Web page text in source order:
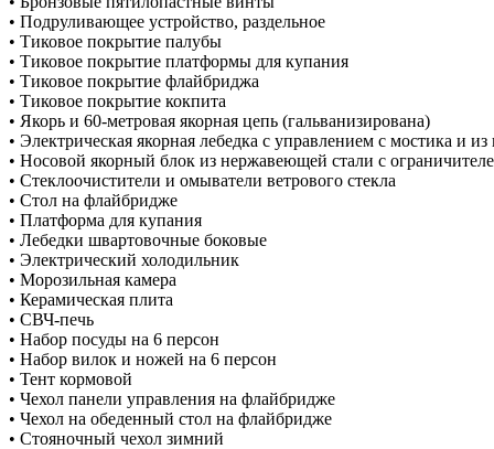
• Подруливающее устройство, раздельное
• Тиковое покрытие палубы
• Тиковое покрытие платформы для купания
• Тиковое покрытие флайбриджа
• Тиковое покрытие кокпита
• Якорь и 60-метровая якорная цепь (гальванизирована)
• Электрическая якорная лебедка с управлением с мостика и
• Носовой якорный блок из нержавеющей стали с
• Стеклоочистители и омыватели ветрового стекла
• Стол на флайбридже
• Платформа для купания
• Лебедки швартовочные боковые
• Электрический холодильник
• Морозильная камера
• Керамическая плита
• СВЧ-печь
• Набор посуды на 6 персон
• Набор вилок и ножей на 6 персон
• Тент кормовой
• Чехол панели управления на флайбридже
• Чехол на обеденный стол на флайбридже
• Стояночный чехол зимний